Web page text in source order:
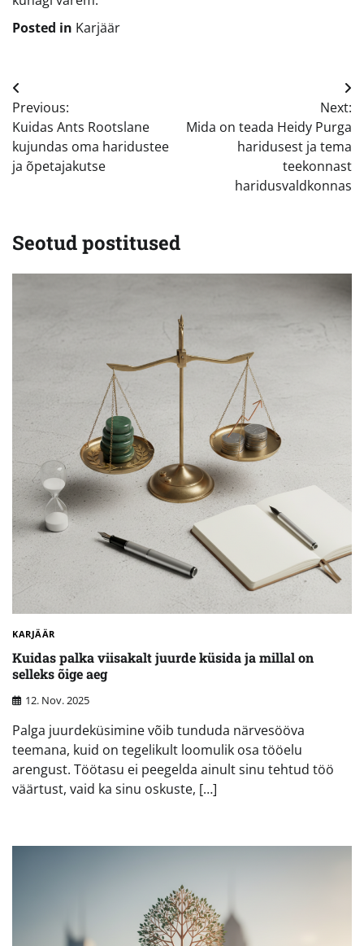
Posted in Karjäär
Navigeerimine
Previous:
Kuidas Ants Rootslane
kujundas oma haridustee
ja õpetajakutse
Next:
Mida on teada Heidy Purga
haridusest ja tema
teekonnast
haridusvaldkonnas
Seotud postitused
KARJÄÄR
Kuidas palka viisakalt juurde küsida ja millal on
selleks õige aeg
12. Nov. 2025
Palga juurdeküsimine võib tunduda närvesööva
teemana, kuid on tegelikult loomulik osa tööelu
arengust. Töötasu ei peegelda ainult sinu tehtud töö
väärtust, vaid ka sinu oskuste, […]